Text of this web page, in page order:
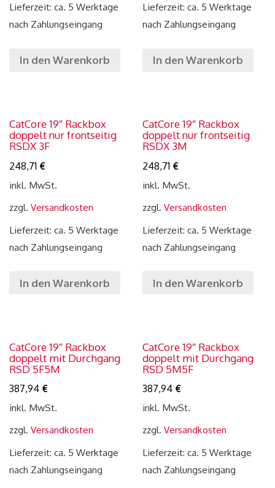
Lieferzeit: ca. 5 Werktage
nach Zahlungseingang
In den Warenkorb
Lieferzeit: ca. 5 Werktage
nach Zahlungseingang
In den Warenkorb
CatCore 19″ Rackbox
doppelt nur frontseitig
RSDX 3F
248,71 €
inkl. MwSt.
zzgl. Versandkosten
Lieferzeit: ca. 5 Werktage
nach Zahlungseingang
In den Warenkorb
CatCore 19″ Rackbox
doppelt nur frontseitig
RSDX 3M
248,71 €
inkl. MwSt.
zzgl.Versandkosten
Lieferzeit: ca. 5 Werktage
nach Zahlungseingang
In den Warenkorb
CatCore 19″ Rackbox
doppelt mit Durchgang
RSD 5F5M
387,94 €
inkl. MwSt.
zzgl. Versandkosten
Lieferzeit: ca. 5 Werktage
nach Zahlungseingang
CatCore 19″ Rackbox
doppelt mit Durchgang
RSD 5M5F
387,94 €
inkl. MwSt.
zzgl.Versandkosten
Lieferzeit: ca. 5 Werktage
nach Zahlungseingang